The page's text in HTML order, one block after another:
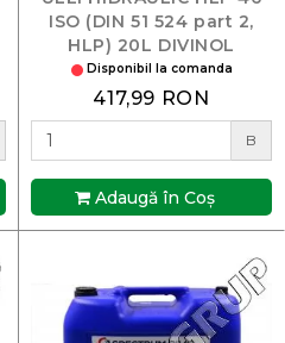
ISO (DIN 51 524 part 2,
HLP) 20L DIVINOL
Disponibil la comanda
417,99 RON
B
Adaugă în Coş